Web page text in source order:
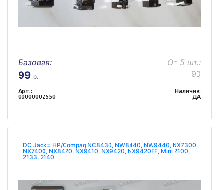
Базовая:
99 р.
От 5 шт.:
90
Арт.:
00000002550
Наличие:
ДА
DC Jack= HP/Compaq NC8430, NW8440, NW9440, NX7300,
NX7400, NX8420, NX9410, NX9420, NX9420FF, Mini 2100,
2133, 2140